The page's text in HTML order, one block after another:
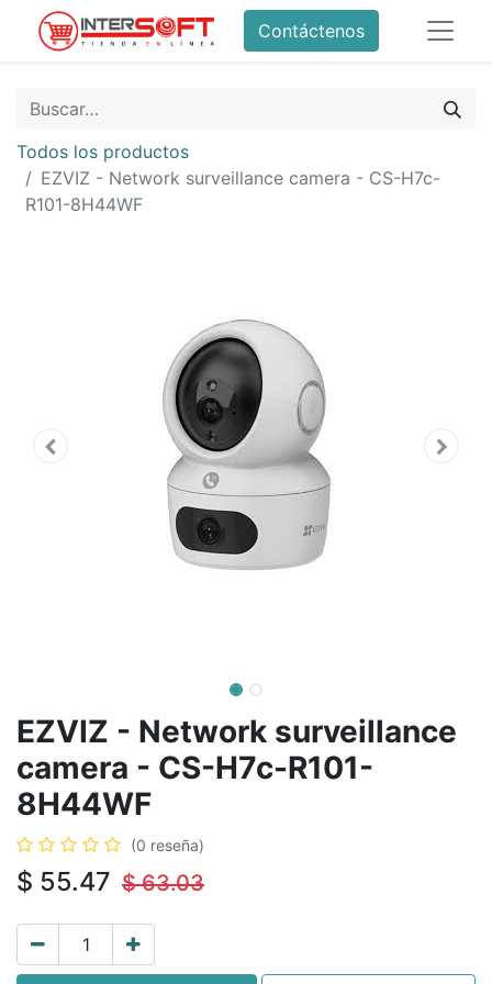
Contáctenos
Todos los productos
EZVIZ - Network surveillance camera - CS-H7c-
R101-8H44WF
EZVIZ - Network surveillance
camera - CS-H7c-R101-
8H44WF
(0 reseña)
$ 55.47 $63.03